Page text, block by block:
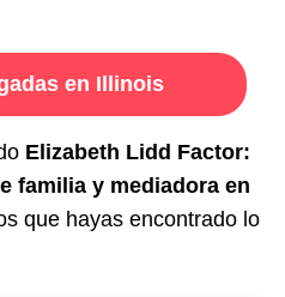
en Illinois
Elizabeth Lidd Factor:
familia y mediadora en
que hayas encontrado lo